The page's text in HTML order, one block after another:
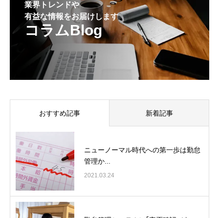
業界トレンドや
有益な情報をお届けします
コラムBlog
おすすめ記事 新着記事
ニューノーマル時代への第一歩は勤怠
管理か...
2021.03.24